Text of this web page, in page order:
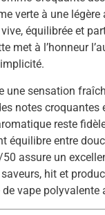
verte à une
équilibrée et
met à l’honneur
une sensation
notes croquantes
reste
équilibre entre
assure un
hit et
de vape polyvalente